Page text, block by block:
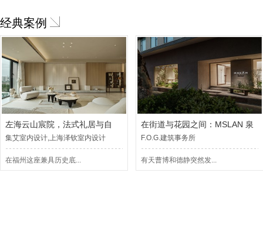
经典案例
左海云山宸院，法式礼居与自
集艾室内设计,上海泽钦室内设计
在福州这座兼具历史底...
在街道与花园之间：MSLAN 泉
F.O.G.建筑事务所
有天曹博和德静突然发...